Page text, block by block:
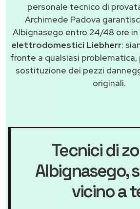
personale tecnico di
Archimede Padova
Albignasego entro 24/48 ore
elettrodomestici Liebherr:
fronte a qualsiasi problematica,
sostituzione dei pezzi
originali.
Tecnici di
Albignasego,
vicino a